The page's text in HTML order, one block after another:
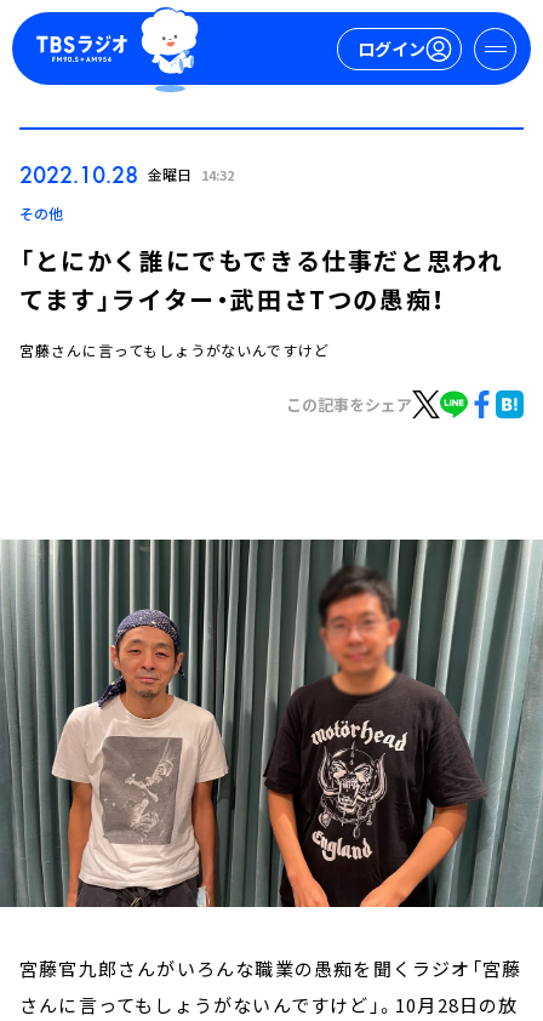
ログイン
お知らせ
イベント・グッズ
YouTube
会社情報
2022.10.28 金曜日 14:32
その他
「とにかく誰にでもできる仕事だと思われ
てます」ライター・武田さTつの愚痴！
宮藤さんに言ってもしょうがないんですけど
この記事をシェア
宮藤官九郎さんがいろんな職業の愚痴を聞くラジオ「宮藤
さんに言ってもしょうがないんですけど」。10月28日の放